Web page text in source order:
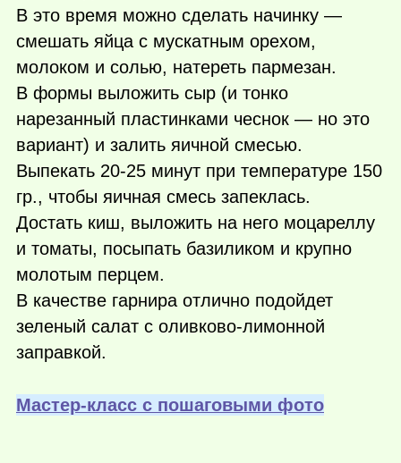
В это время можно сделать начинку —
смешать яйца с мускатным орехом,
молоком и солью, натереть пармезан.
В формы выложить сыр (и тонко
нарезанный пластинками чеснок — но это
вариант) и залить яичной смесью.
Выпекать 20-25 минут при температуре 150
гр., чтобы яичная смесь запеклась.
Достать киш, выложить на него моцареллу
и томаты, посыпать базиликом и крупно
молотым перцем.
В качестве гарнира отлично подойдет
зеленый салат с оливково-лимонной
заправкой.
Мастер-класс с пошаговыми фото